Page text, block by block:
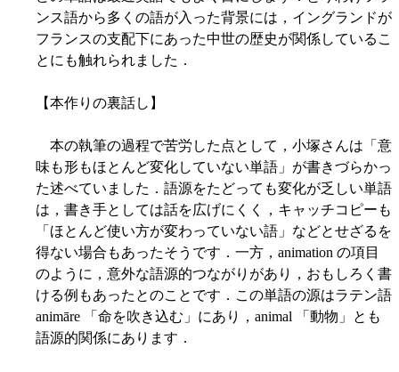
ンス語から多くの語が入った背景には，イングランドが
フランスの支配下にあった中世の歴史が関係しているこ
とにも触れられました．
【本作りの裏話し】
本の執筆の過程で苦労した点として，小塚さんは「意
味も形もほとんど変化していない単語」が書きづらかっ
た述べていました．語源をたどっても変化が乏しい単語
は，書き手としては話を広げにくく，キャッチコピーも
「ほとんど使い方が変わっていない語」などとせざるを
得ない場合もあったそうです．一方，animation の項目
のように，意外な語源的つながりがあり，おもしろく書
ける例もあったとのことです．この単語の源はラテン語
animāre 「命を吹き込む」にあり，animal 「動物」とも
語源的関係にあります．